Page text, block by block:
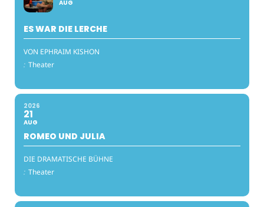
AUG
ES WAR DIE LERCHE
VON EPHRAIM KISHON
: Theater
2026
21
AUG
ROMEO UND JULIA
DIE DRAMATISCHE BÜHNE
: Theater